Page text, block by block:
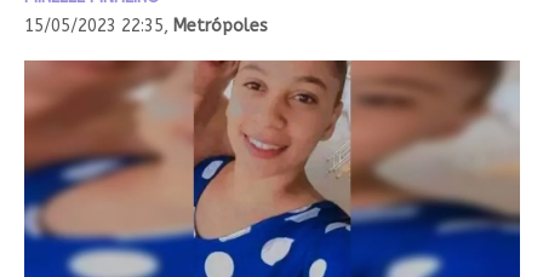
15/05/2023 22:35, Metrópoles